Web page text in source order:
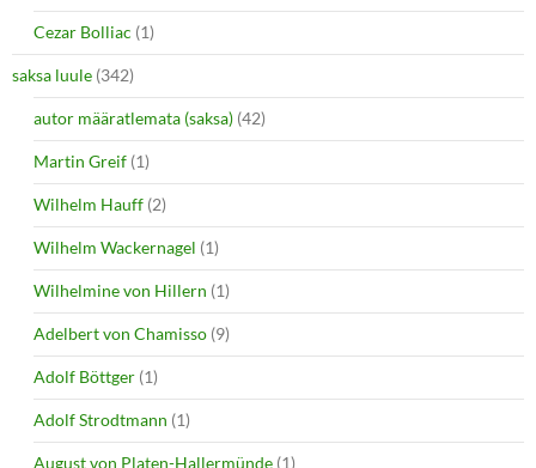
Cezar Bolliac (1)
saksa luule (342)
autor määratlemata (saksa) (42)
Martin Greif (1)
Wilhelm Hauff (2)
Wilhelm Wackernagel (1)
Wilhelmine von Hillern (1)
Adelbert von Chamisso (9)
Adolf Böttger (1)
Adolf Strodtmann (1)
August von Platen-Hallermünde (1)